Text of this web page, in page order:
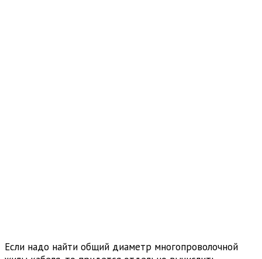
Если надо найти общий диаметр многопроволочной